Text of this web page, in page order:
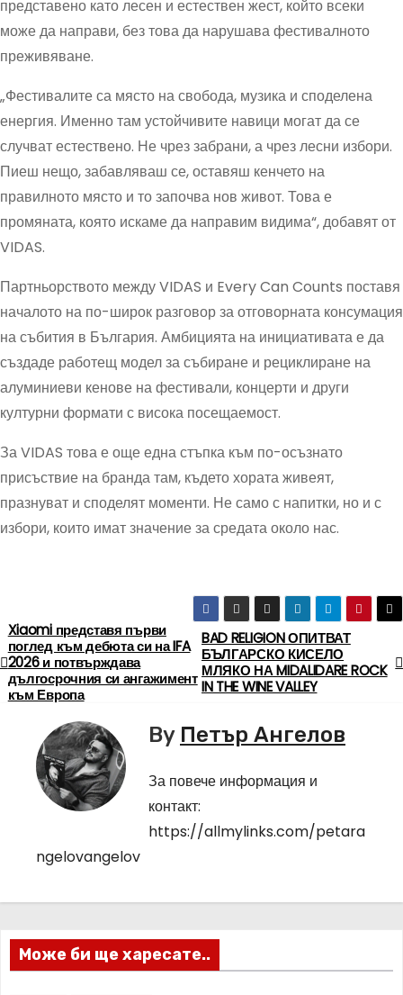
представено като лесен и естествен жест, който всеки
може да направи, без това да нарушава фестивалното
преживяване.
„Фестивалите са място на свобода, музика и споделена
енергия. Именно там устойчивите навици могат да се
случват естествено. Не чрез забрани, а чрез лесни избори.
Пиеш нещо, забавляваш се, оставяш кенчето на
правилното място и то започва нов живот. Това е
промяната, която искаме да направим видима“, добавят от
VIDAS.
Партньорството между VIDAS и Every Can Counts поставя
началото на по-широк разговор за отговорната консумация
на събития в България. Амбицията на инициативата е да
създаде работещ модел за събиране и рециклиране на
алуминиеви кенове на фестивали, концерти и други
културни формати с висока посещаемост.
За VIDAS това е още една стъпка към по-осъзнато
присъствие на бранда там, където хората живеят,
празнуват и споделят моменти. Не само с напитки, но и с
избори, които имат значение за средата около нас.
Н
а
и
я
BAD RELIGION ОПИТВАТ
БЪЛГАРСКО КИСЕЛО
МЛЯКО НА MIDALIDARE ROCK
IN THE WINE VALLEY
Xiaomi представя първи
поглед към дебюта си на IFA
2026 и потвърждава
дългосрочния си ангажимент
към Европа
By Петър Ангелов
За повече информация и
контакт:
https://allmylinks.com/petara
ngelovangelov
Може би ще харесате..